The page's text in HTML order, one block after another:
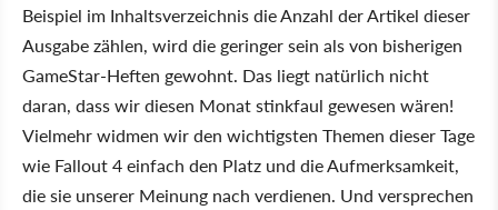
Beispiel im Inhaltsverzeichnis die Anzahl der Artikel dieser
Ausgabe zählen, wird die geringer sein als von bisherigen
GameStar-Heften gewohnt. Das liegt natürlich nicht
daran, dass wir diesen Monat stinkfaul gewesen wären!
Vielmehr widmen wir den wichtigsten Themen dieser Tage
wie Fallout 4 einfach den Platz und die Aufmerksamkeit,
die sie unserer Meinung nach verdienen. Und versprechen